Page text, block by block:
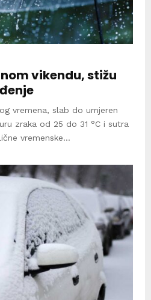
vikendu, stižu
vremena, slab do umjeren
zraka od 25 do 31 °C i sutra
vremenske...